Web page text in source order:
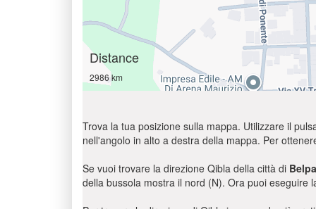
Distance
2986 km
Trova la tua posizione sulla mappa. Utilizzare il
nell'angolo in alto a destra della mappa. Per
Se vuoi trovare la direzione Qibla della città di
della bussola mostra il nord (N). Ora puoi eseguire